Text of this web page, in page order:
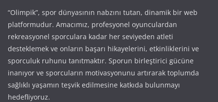
“Olimpik”, spor dünyasının nabzını tutan, dinamik bir web
platformudur. Amacımız, profesyonel oyunculardan
rekreasyonel sporculara kadar her seviyeden atleti
desteklemek ve onların başarı hikayelerini, etkinliklerini ve
sporculuk ruhunu tanıtmaktır. Sporun birleştirici gücüne
inanıyor ve sporcuların motivasyonunu artırarak toplumda
sağlıklı yaşamın teşvik edilmesine katkıda bulunmayı
hedefliyoruz.